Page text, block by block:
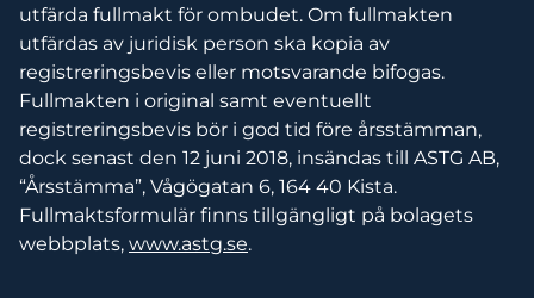
utfärda fullmakt för ombudet. Om fullmakten
utfärdas av juridisk person ska kopia av
registreringsbevis eller motsvarande bifogas.
Fullmakten i original samt eventuellt
registreringsbevis bör i god tid före årsstämman,
dock senast den 12 juni 2018, insändas till ASTG AB,
“Årsstämma”, Vågögatan 6, 164 40 Kista.
Fullmaktsformulär finns tillgängligt på bolagets
webbplats, www.astg.se.